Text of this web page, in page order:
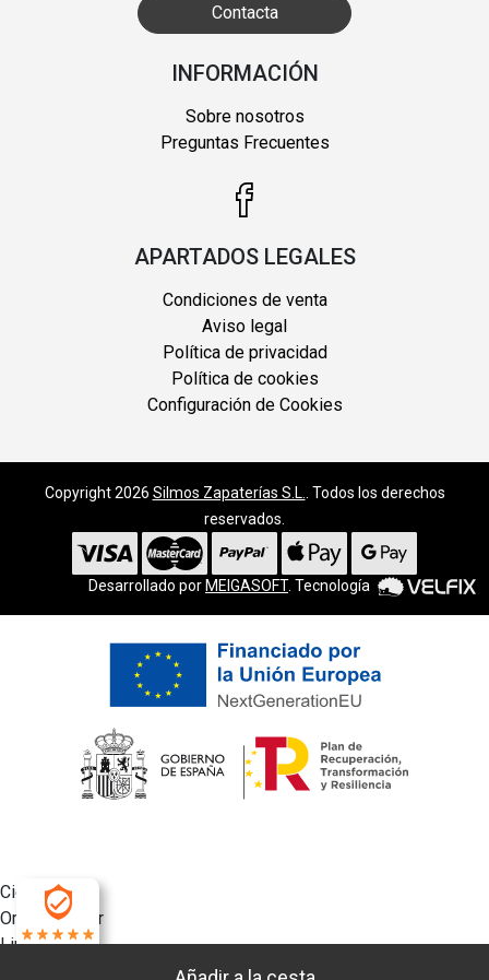
Contacta
INFORMACIÓN
Sobre nosotros
Preguntas Frecuentes
APARTADOS LEGALES
Condiciones de venta
Aviso legal
Política de privacidad
Política de cookies
Configuración de Cookies
Copyright 2026 Silmos Zapaterías S.L.
. Todos los derechos
reservados.
Desarrollado por MEIGASOFT. Tecnología
Cierra
Ordenado por
Limpiar